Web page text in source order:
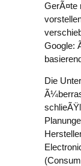
GerÃ¤te
Google:
Die